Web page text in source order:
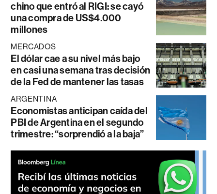
chino que entró al RIGI: se cayó
una compra de US$4.000
millones
MERCADOS
El dólar cae a su nivel más bajo
en casi una semana tras decisión
de la Fed de mantener las tasas
ARGENTINA
Economistas anticipan caída del
PBI de Argentina en el segundo
trimestre: “sorprendió a la baja”